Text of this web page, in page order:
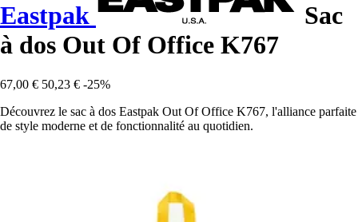
Eastpak
Sac
à dos Out Of Office K767
67,00 € 50,23 € -25%
Découvrez le sac à dos Eastpak Out Of Office K767, l'alliance parfaite
de style moderne et de fonctionnalité au quotidien.